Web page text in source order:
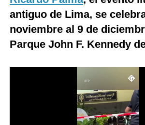
Tecnología
Club del Suscriptor
Mix
G de Gestión
antiguo de Lima, se
noviembre al 9 de
Parque John F. Kennedy